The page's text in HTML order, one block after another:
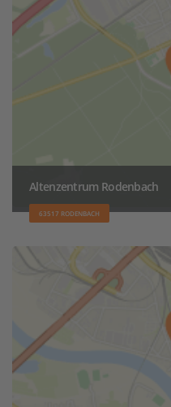
Altenzentrum Rodenbach
63517 RODENBACH